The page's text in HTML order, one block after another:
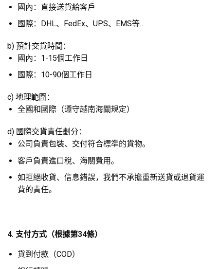
國內：直接送貨給客戶
國際：DHL、FedEx、UPS、EMS等…
b) 預計交貨時間：
國內：1-15個工作日
國際：10-90個工作日
c) 地理範圍：
全國和國際（遵守越南海關規定）
d) 國際交貨責任劃分：
公司負責包裝、交付符合標準的貨物。
客戶負責進口稅、海關費用。
如拒絕收貨、信息錯誤，我們不承擔重新送貨或退貨運
費的責任。
4. 支付方式（根據第34條）
貨到付款（COD）